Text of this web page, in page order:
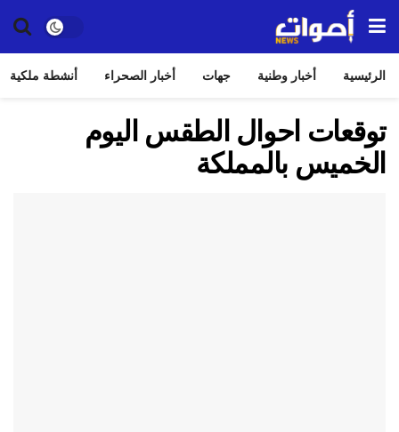
الرئيسية أخبار وطنية جهات أخبار الصحراء أنشطة ملكية
توقعات احوال الطقس اليوم
الخميس بالمملكة